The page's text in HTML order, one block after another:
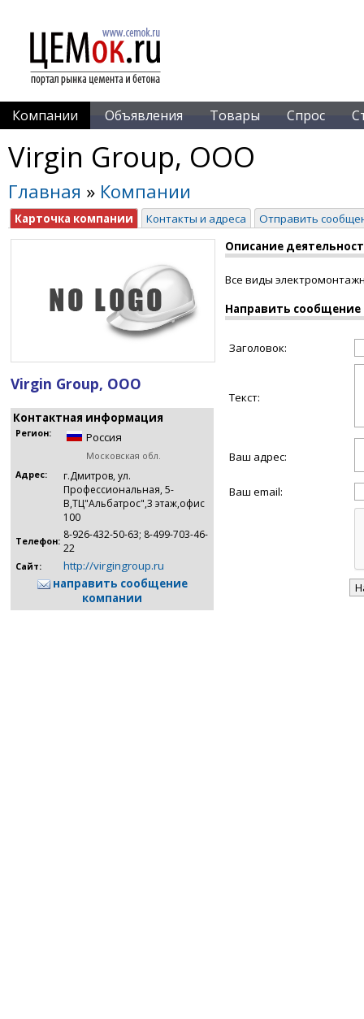
Компании Объявления Товары Спрос
Virgin Group, ООО
Главная » Компании
Карточка компании Контакты и адреса Отправить
Virgin Group, ООО
Контактная информация
Регион: Россия
Московская обл.
Адрес:
г.Дмитров, ул.
Профессиональная, 5-
В,ТЦ"Альбатрос",3 этаж,офис
100
Телефон: 8-926-432-50-63; 8-499-703-46-
22
Сайт:
http://virgingroup.ru
направить сообщение
компании
Описание
Все виды
Направить
Заголовок:
Текст:
Ваш адрес:
Ваш email: